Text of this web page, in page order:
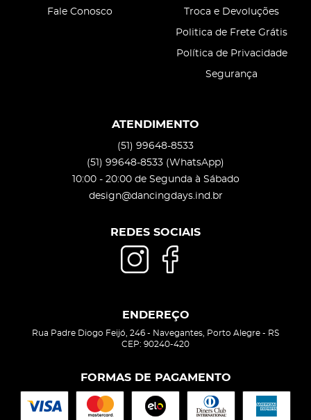
Fale Conosco Troca e Devoluções
Politica de Frete Grátis
Política de Privacidade
Segurança
ATENDIMENTO
(51) 99648-8533
(51) 99648-8533 (WhatsApp)
10:00 - 20:00 de Segunda à Sábado
design@dancingdays.ind.br
REDES SOCIAIS
ENDEREÇO
Rua Padre Diogo Feijó, 246 - Navegantes, Porto Alegre - RS
CEP: 90240-420
FORMAS DE PAGAMENTO